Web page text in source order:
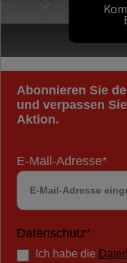
Abonnieren Sie
und verpassen
Aktion.
E-Mail-Adresse*
Datenschutz*
Ich habe die